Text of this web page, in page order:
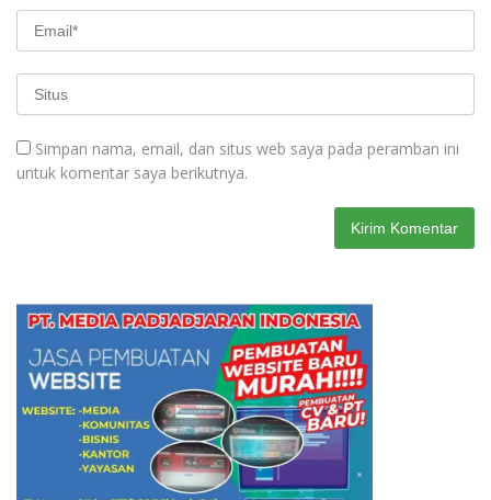
Simpan nama, email, dan situs web saya pada peramban ini
untuk komentar saya berikutnya.